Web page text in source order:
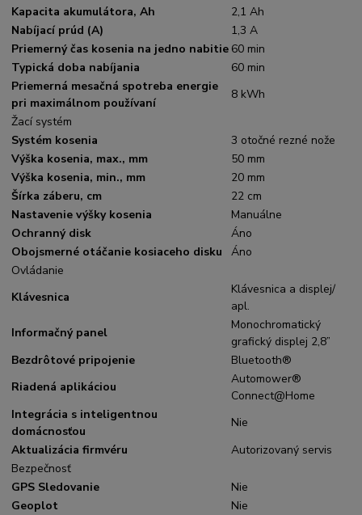
Kapacita akumulátora, Ah
2,1 Ah
Nabíjací prúd (A)
1,3 A
Priemerný čas kosenia na jedno nabitie 60 min
Typická doba nabíjania
60 min
Priemerná mesačná spotreba energie
pri maximálnom používaní
8 kWh
Žací systém
Systém kosenia
3 otočné rezné nože
Výška kosenia, max., mm
50 mm
Výška kosenia, min., mm
20 mm
Šírka záberu, cm
22 cm
Nastavenie výšky kosenia
Manuálne
Ochranný disk
Áno
Obojsmerné otáčanie kosiaceho disku
Áno
Ovládanie
Klávesnica
Klávesnica a displej/
apl.
Informačný panel
Monochromatický
grafický displej 2,8”
Bezdrôtové pripojenie
Bluetooth®
Riadená aplikáciou
Automower®
Connect@Home
Integrácia s inteligentnou
domácnosťou
Nie
Aktualizácia firmvéru
Autorizovaný servis
Bezpečnosť
GPS Sledovanie
Nie
Geoplot
Nie